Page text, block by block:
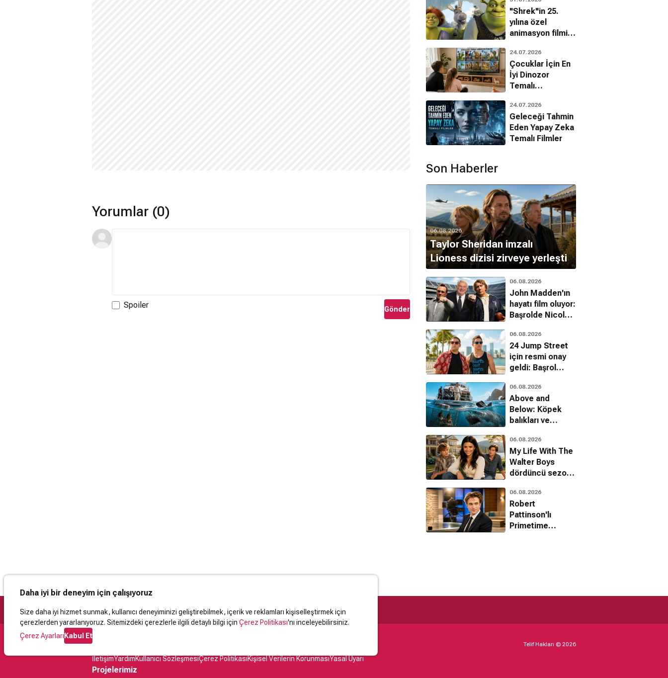
Yorumlar (0)
Spoiler Gönder
bilinmeyenleri!
"Shrek"in 25.
yılına özel
animasyon filmin
24.07.2026
Çocuklar İçin En
İyi Dinozor
Temalı
Filmleri
24.07.2026
Geleceği Tahmin
Eden Yapay Zeka
Temalı Filmler
Son Haberler
06.08.2026
Taylor Sheridan imzalı
Lioness dizisi zirveye yerleşti
06.08.2026
John Madden'ın
hayatı film oluyor:
Başrolde Nicolas
06.08.2026
24 Jump Street
için resmi onay
geldi: Başrol
06.08.2026
Above and
Below: Köpek
balıkları ve
kartelleri karşı
karşıya
06.08.2026
My Life With The
Walter Boys
dördüncü sezon
06.08.2026
Robert
Pattinson'lı
Primetime
Daha iyi bir deneyim için çalışıyoruz
Size daha iyi hizmet sunmak, kullanıcı deneyiminizi geliştirebilmek, içerik ve reklamları kişiselleştirmek için
çerezlerden yararlanıyoruz. Sitemizdeki çerezlerle ilgili detaylı bilgi için Çerez Politikası'nı inceleyebilirsiniz.
Çerez AyarlarıKabul Et
Destek
İletişimYardımKullanıcı SözleşmesiÇerez PolitikasıKişisel Verilerin KorunmasıYasal Uyarı
Projelerimiz
Telif Hakları © 2026